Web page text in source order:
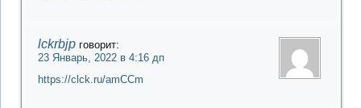
lckrbjp говорит:
23 Январь, 2022 в 4:16 дп
https://clck.ru/amCCm